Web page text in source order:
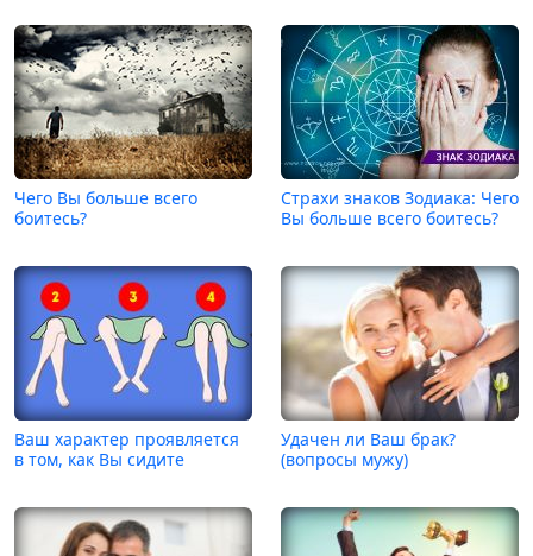
Чего Вы больше всего
боитесь?
Страхи знаков Зодиака: Чего
Вы больше всего боитесь?
Ваш характер проявляется
в том, как Вы сидите
Удачен ли Ваш брак?
(вопросы мужу)